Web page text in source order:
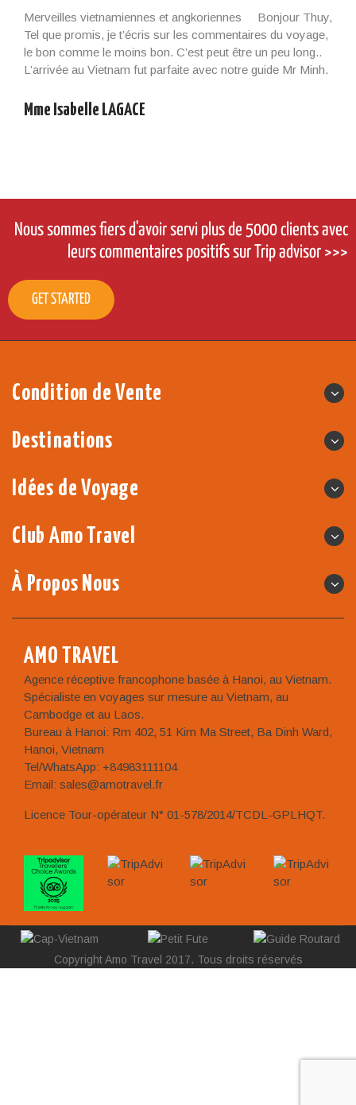
le bon comme le moins bon. C’est peut être un peu long..
L’arrivée au Vietnam fut parfaite avec notre guide Mr Minh.
Il était là à l’heure et nous l’avons beaucoup apprécié. Un
guide qui savait nous […]
Mme Isabelle LAGACE
Nous sommes fiers d'avoir servi plus de 5000 clients avec
leurs commentaires positifs sur Trip advisor >>>
Destinations
Idées de Voyage
Club Amo Travel
À Propos Nous
AMO TRAVEL
Agence réceptive francophone basée à Hanoi, au Vietnam.
Spécialiste en voyages sur mesure au Vietnam, au
Cambodge et au Laos.
Bureau à Hanoi: Rm 402, 51 Kim Ma Street, Ba Dinh Ward,
Hanoi, Vietnam
Tel/WhatsApp: +84983111104
Email: sales@amotravel.fr
Licence Tour-opérateur N° 01-578/2014/TCDL-GPLHQT.
Copyright Amo Travel 2017. Tous droits réservés